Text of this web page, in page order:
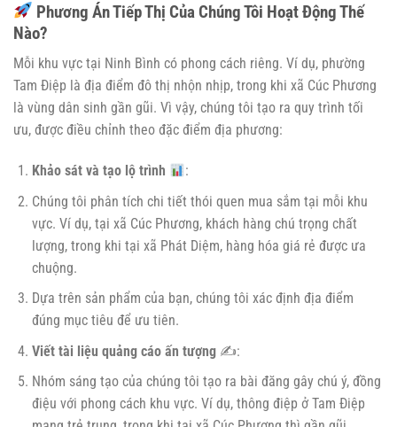
Phương Án Tiếp Thị Của Chúng Tôi Hoạt Động Thế
Nào?
Mỗi khu vực tại Ninh Bình có phong cách riêng. Ví dụ, phường
Tam Điệp là địa điểm đô thị nhộn nhịp, trong khi xã Cúc Phương
là vùng dân sinh gần gũi. Vì vậy, chúng tôi tạo ra quy trình tối
ưu, được điều chỉnh theo đặc điểm địa phương:
Khảo sát và tạo lộ trình
:
Chúng tôi phân tích chi tiết thói quen mua sắm tại mỗi khu
vực. Ví dụ, tại xã Cúc Phương, khách hàng chú trọng chất
lượng, trong khi tại xã Phát Diệm, hàng hóa giá rẻ được ưa
chuộng.
Dựa trên sản phẩm của bạn, chúng tôi xác định địa điểm
đúng mục tiêu để ưu tiên.
Viết tài liệu quảng cáo ấn tượng✍️:
Nhóm sáng tạo của chúng tôi tạo ra bài đăng gây chú ý, đồng
điệu với phong cách khu vực. Ví dụ, thông điệp ở Tam Điệp